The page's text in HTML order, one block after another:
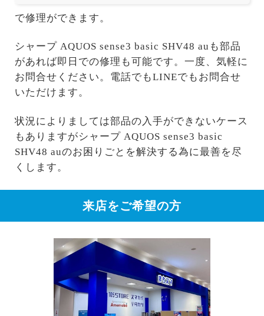
で修理ができます。
シャープ AQUOS sense3 basic SHV48 auも部品
があれば即日での修理も可能です。一度、気軽に
お問合せください。電話でもLINEでもお問合せ
いただけます。
状況によりましては部品の入手ができないケース
もありますがシャープ AQUOS sense3 basic
SHV48 auのお困りごとを解決する為に最善を尽
くします。
来店をご希望の方